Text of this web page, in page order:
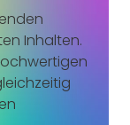
Inhalten.